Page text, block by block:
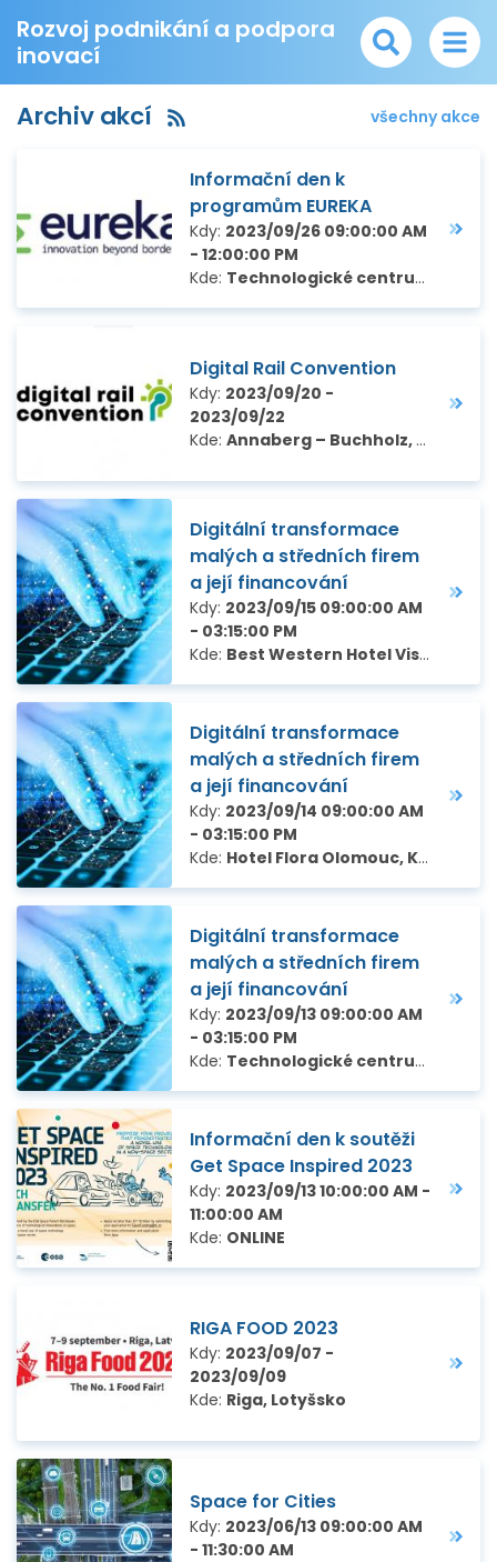
Rozvoj podnikání a podpora
inovací
Archiv akcí všechny akce
Informační den k
programům EUREKA
Kdy: 2023/09/26 09:00:00 AM
- 12:00:00 PM
Kde: Technologické centrum Praha, Ve Struhách 27, Praha 6
Digital Rail Convention
Kdy: 2023/09/20 -
2023/09/22
Kde: Annaberg – Buchholz, Německo
Digitální transformace
malých a středních firem
a její financování
Kdy: 2023/09/15 09:00:00 AM
- 03:15:00 PM
Kde: Best Western Hotel Vista, Kpt. Vajdy 3046/2, Ostrava – Zábřeh
Digitální transformace
malých a středních firem
a její financování
Kdy: 2023/09/14 09:00:00 AM
- 03:15:00 PM
Kde: Hotel Flora Olomouc, Krapkova 439/34, Olomouc
Digitální transformace
malých a středních firem
a její financování
Kdy: 2023/09/13 09:00:00 AM
- 03:15:00 PM
Kde: Technologické centrum Hradec Králové, Piletická 486/19 – letiště, Hradec Králové
Informační den k soutěži
Get Space Inspired 2023
Kdy: 2023/09/13 10:00:00 AM -
11:00:00 AM
Kde: ONLINE
RIGA FOOD 2023
Kdy: 2023/09/07 -
2023/09/09
Kde: Riga, Lotyšsko
Space for Cities
Kdy: 2023/06/13 09:00:00 AM
- 11:30:00 AM